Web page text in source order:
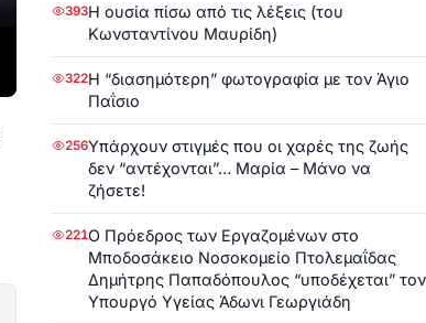
393Η ουσία πίσω από τις λέξεις (του
Κωνσταντίνου Μαυρίδη)
322Η “διασημότερη” φωτογραφία με τον Άγιο
Παΐσιο
256Υπάρχουν στιγμές που οι χαρές της ζωής
δεν “αντέχονται”… Μαρία – Μάνο να
ζήσετε!
221Ο Πρόεδρος των Εργαζομένων στο
Μποδοσάκειο Νοσοκομείο Πτολεμαΐδας
Δημήτρης Παπαδόπουλος “υποδέχεται” τον
Υπουργό Υγείας Άδωνι Γεωργιάδη